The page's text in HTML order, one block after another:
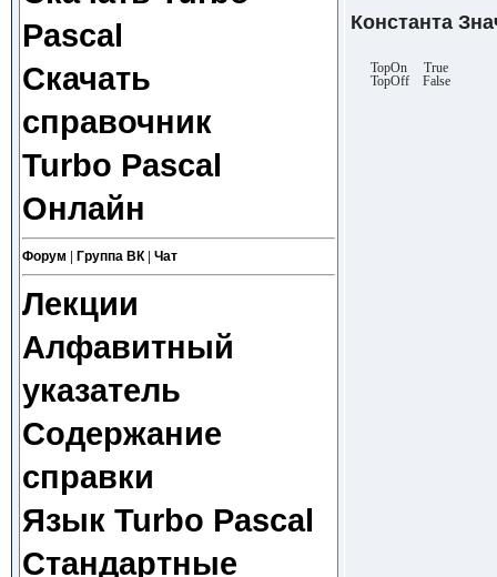
Pascal
Скачать
справочник
Turbo Pascal
Онлайн
Форум Группа ВК| Чат
Лекции
Алфавитный
указатель
Содержание
справки
Язык Turbo Pascal
Стандартные
Константа
TopOn True
TopOff False